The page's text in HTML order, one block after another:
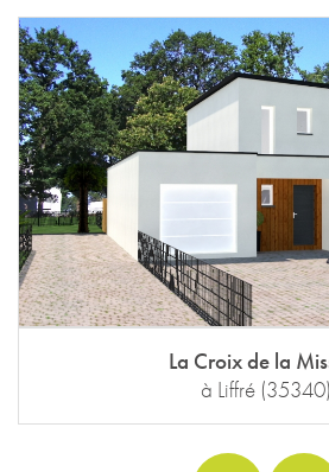
La Croix de la
à Liffré (35340)